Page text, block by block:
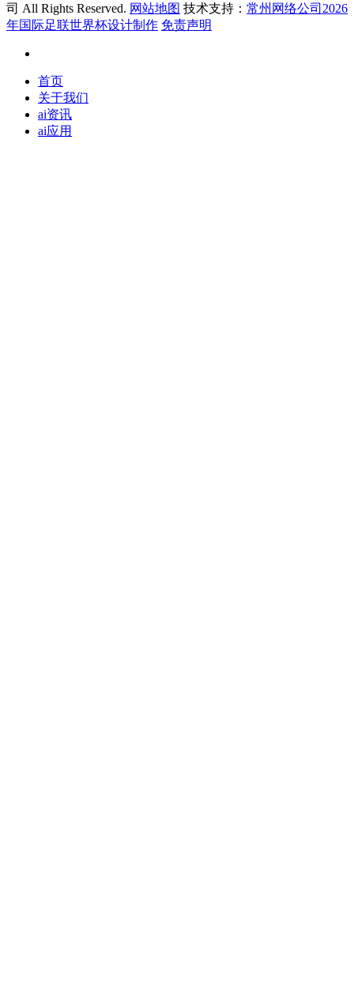
司 All Rights Reserved. 网站地图 技术支持： 常州网络公司2026
年国际足联世界杯设计制作 免责声明
首页
关于我们
ai资讯
ai应用